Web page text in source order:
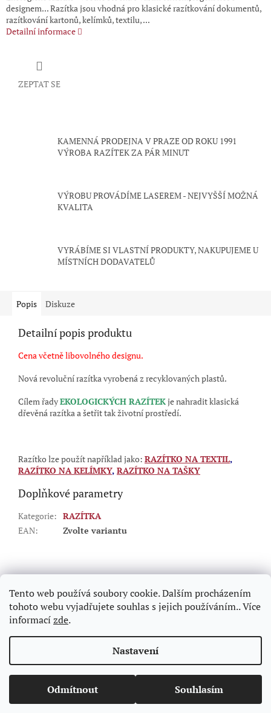
Tento web používá soubory cookie. Dalším procházením
tohoto webu vyjadřujete souhlas s jejich používáním.. Více
informacízde.
Nastavení
Odmítnout Souhlasím
designem... Razítka jsou vhodná pro klasické razítkování dokumentů,
razítkování kartonů, kelímků, textilu, ...
Detailní informace
ZEPTAT SE
KAMENNÁ PRODEJNA V PRAZE OD ROKU 1991
VÝROBA RAZÍTEK ZA PÁR MINUT
VÝROBU PROVÁDÍME LASEREM - NEJVYŠŠÍ MOŽNÁ
KVALITA
VYRÁBÍME SI VLASTNÍ PRODUKTY, NAKUPUJEME U
MÍSTNÍCH DODAVATELŮ
Popis Diskuze
Detailní popis produktu
Cena včetně libovolného designu.
Nová revoluční razítka vyrobená z recyklovaných plastů.
Cílem řadyEKOLOGICKÝCH RAZÍTEKje nahradit klasická
dřevěná razítka a šetřit tak životní prostředí.
Razítko lze použít například jako: RAZÍTKO NA TEXTIL,
RAZÍTKO NA KELÍMKY, RAZÍTKO NA TAŠKY
Doplňkové parametry
Kategorie: RAZÍTKA
EAN: Zvolte variantu
á
Vytvořil Shoptet
Copyright 2026Hasnedl.cz - razítka na počkání Praha.
Všechna práva vyhrazena.
Upravit nastavení cookies